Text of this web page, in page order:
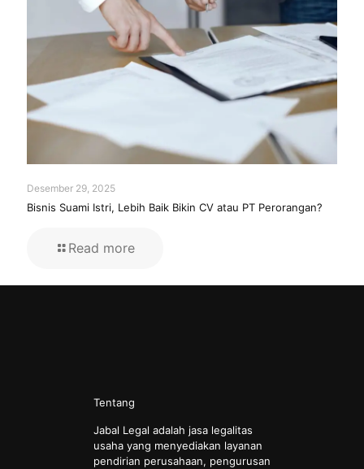
Desember 29, 2025
Bisnis Suami Istri, Lebih Baik Bikin CV atau PT Perorangan?
Read more
Tentang
Jabal Legal adalah jasa legalitas
usaha yang menyediakan layanan
pendirian perusahaan, pengurusan